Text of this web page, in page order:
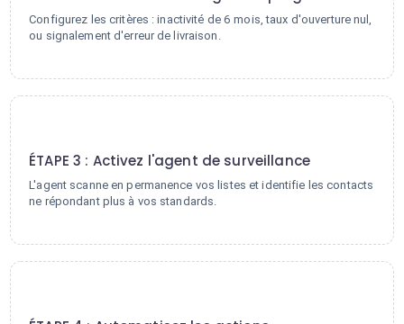
Configurez les critères : inactivité de 6 mois, taux d'ouverture nul,
ou signalement d'erreur de livraison.
ÉTAPE 3 : Activez l'agent de surveillance
L'agent scanne en permanence vos listes et identifie les contacts
ne répondant plus à vos standards.